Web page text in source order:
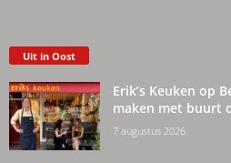
Uit in Oost
Erik’s Keuken op
maken met buurt
7 augustus 2026